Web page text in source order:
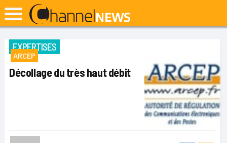
EXPERTISES
ARCEP
Décollage du très haut débit